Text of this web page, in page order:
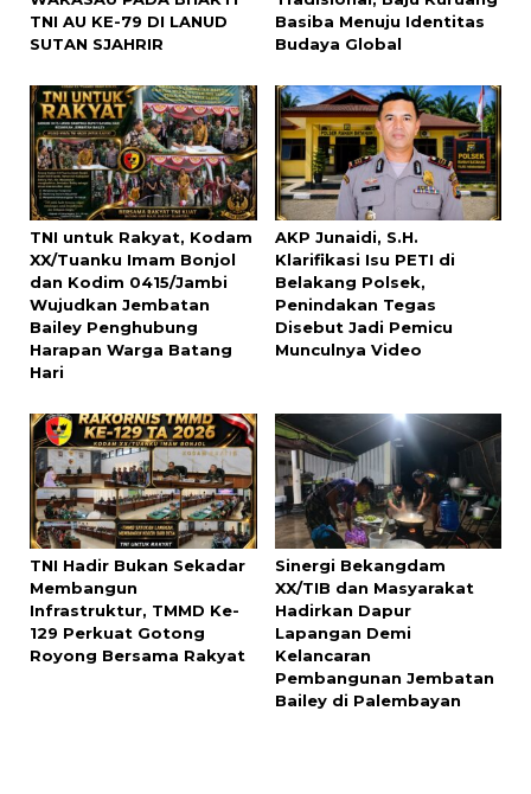
TNI AU KE-79 DI LANUD
SUTAN SJAHRIR
Basiba Menuju Identitas
Budaya Global
TNI untuk Rakyat, Kodam
XX/Tuanku Imam Bonjol
dan Kodim 0415/Jambi
Wujudkan Jembatan
Bailey Penghubung
Harapan Warga Batang
Hari
AKP Junaidi, S.H.
Klarifikasi Isu PETI di
Belakang Polsek,
Penindakan Tegas
Disebut Jadi Pemicu
Munculnya Video
TNI Hadir Bukan Sekadar
Membangun
Infrastruktur, TMMD Ke-
129 Perkuat Gotong
Royong Bersama Rakyat
Sinergi Bekangdam
XX/TIB dan Masyarakat
Hadirkan Dapur
Lapangan Demi
Kelancaran
Pembangunan Jembatan
Bailey di Palembayan